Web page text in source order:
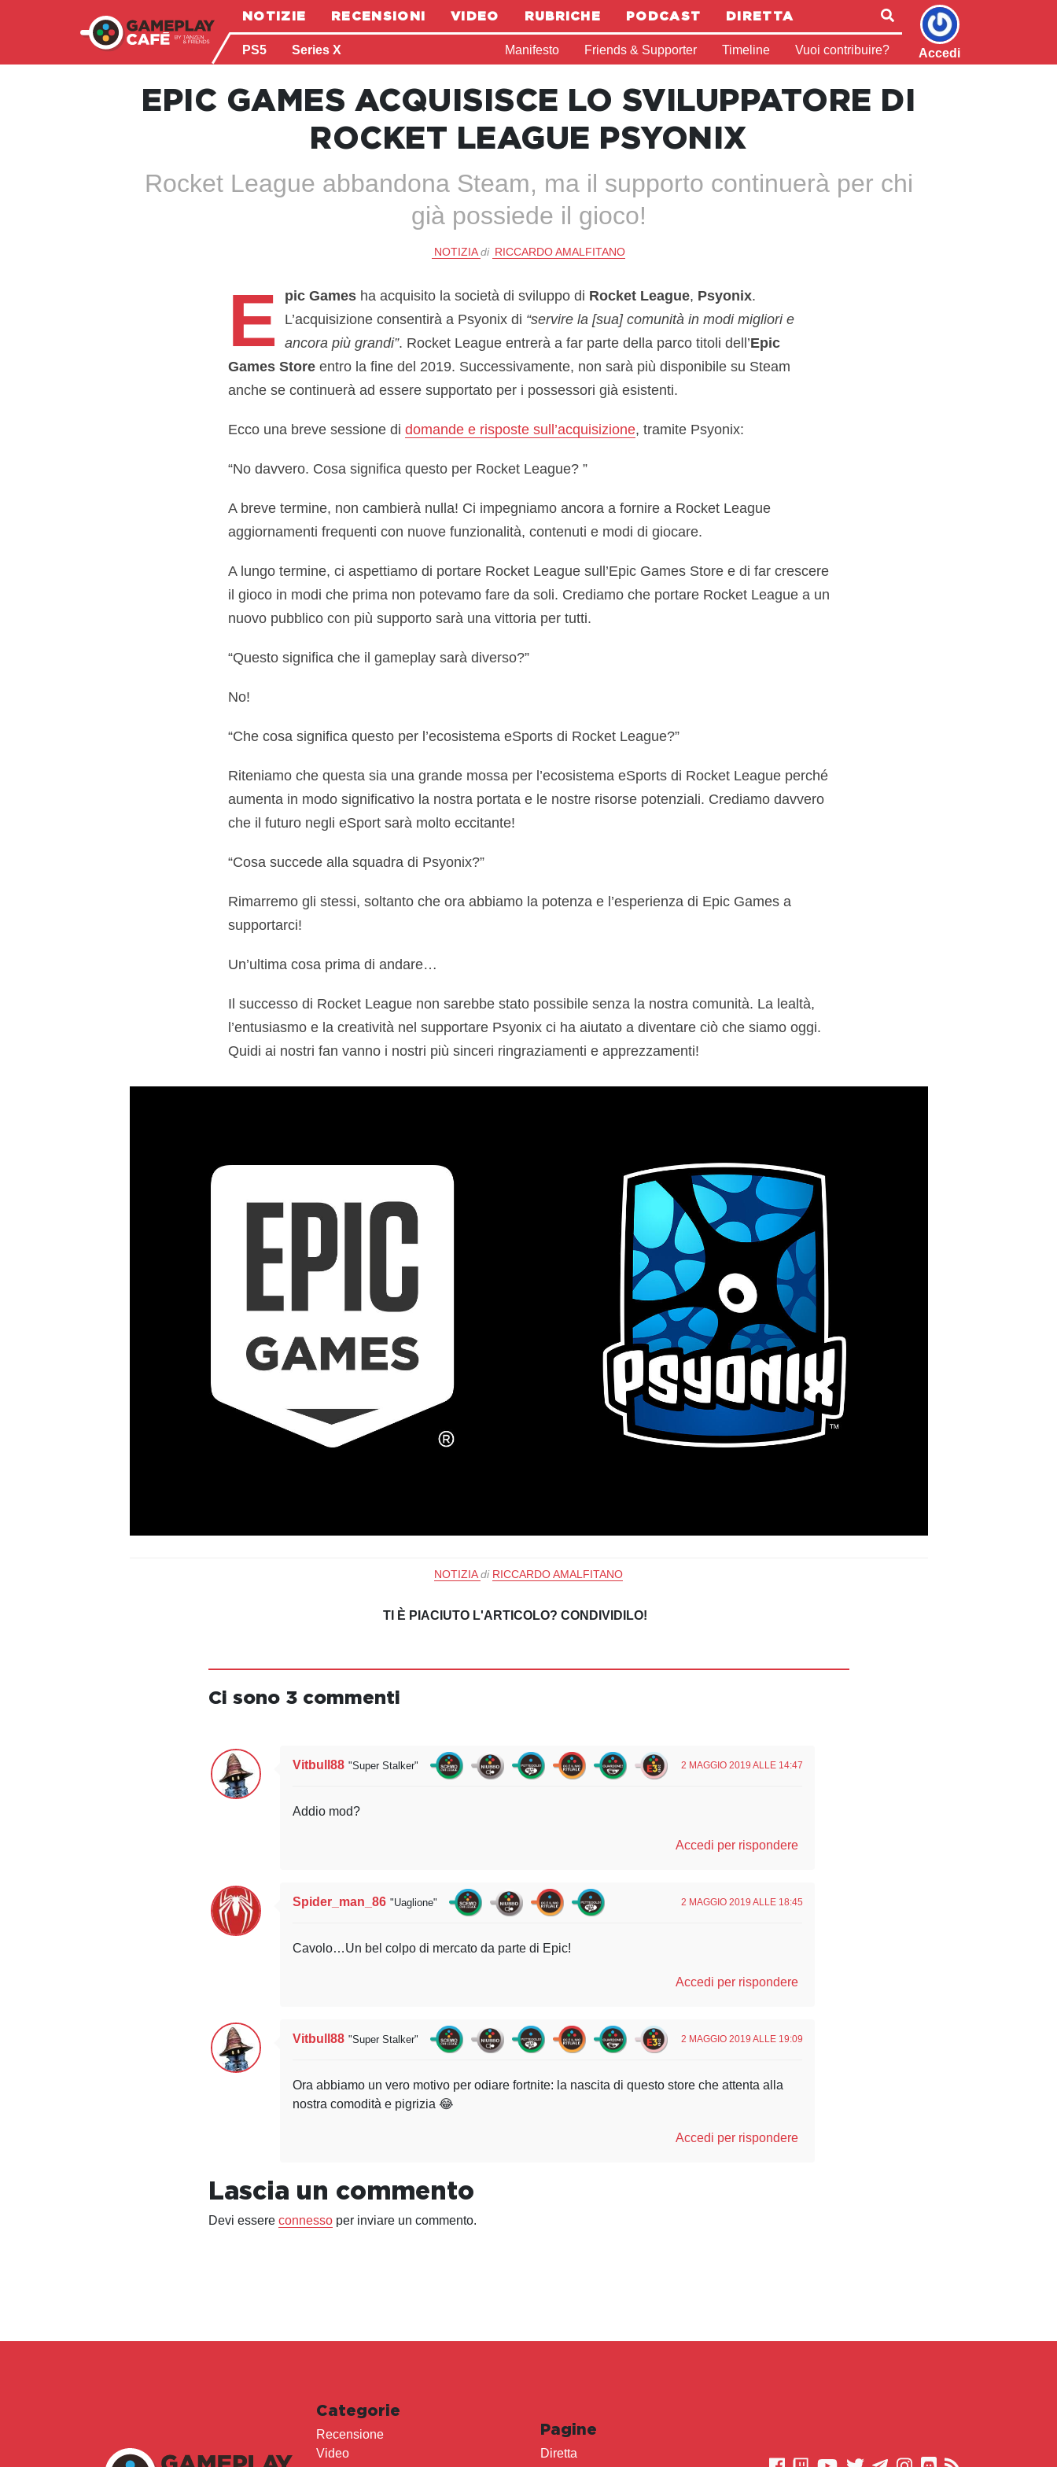
NOTIZIE RECENSIONI VIDEO RUBRICHE PODCAST DIRETTA
PS5 Series X Manifesto Friends & Supporter Timeline Vuoi contribuire? Accedi
EPIC GAMES ACQUISISCE LO SVILUPPATORE DI
ROCKET LEAGUE PSYONIX
Rocket League abbandona Steam, ma il supporto continuerà per chi
già possiede il gioco!
NOTIZIA di RICCARDO AMALFITANO
E pic Gamesha acquisito la società di sviluppo di Rocket League, Psyonix.
L’acquisizione consentirà a Psyonix di “servire la [sua] comunità in modi migliori e
ancora più grandi”. Rocket League entrerà a far parte della parco titoli dell’Epic
Games Storeentro la fine del 2019. Successivamente, non sarà più disponibile su Steam
anche se continuerà ad essere supportato per i possessori già esistenti.
Ecco una breve sessione di domande e risposte sull’acquisizione, tramite Psyonix:
“No davvero. Cosa significa questo per Rocket League? ”
A breve termine, non cambierà nulla! Ci impegniamo ancora a fornire a Rocket League
aggiornamenti frequenti con nuove funzionalità, contenuti e modi di giocare.
A lungo termine, ci aspettiamo di portare Rocket League sull’Epic Games Store e di far crescere
il gioco in modi che prima non potevamo fare da soli. Crediamo che portare Rocket League a un
nuovo pubblico con più supporto sarà una vittoria per tutti.
“Questo significa che il gameplay sarà diverso?”
No!
“Che cosa significa questo per l’ecosistema eSports di Rocket League?”
Riteniamo che questa sia una grande mossa per l’ecosistema eSports di Rocket League perché
aumenta in modo significativo la nostra portata e le nostre risorse potenziali. Crediamo davvero
che il futuro negli eSport sarà molto eccitante!
“Cosa succede alla squadra di Psyonix?”
Rimarremo gli stessi, soltanto che ora abbiamo la potenza e l’esperienza di Epic Games a
supportarci!
Un’ultima cosa prima di andare…
Il successo di Rocket League non sarebbe stato possibile senza la nostra comunità. La lealtà,
l’entusiasmo e la creatività nel supportare Psyonix ci ha aiutato a diventare ciò che siamo oggi.
Quidi ai nostri fan vanno i nostri più sinceri ringraziamenti e apprezzamenti!
NOTIZIA di RICCARDO AMALFITANO
TI È PIACIUTO L'ARTICOLO? CONDIVIDILO!
Ci sono 3 commenti
Vitbull88 "Super Stalker" 2 MAGGIO 2019 ALLE 14:47
Addio mod?
Accedi per rispondere
Spider_man_86 "Uaglione" 2 MAGGIO 2019 ALLE 18:45
Cavolo…Un bel colpo di mercato da parte di Epic!
Accedi per rispondere
Vitbull88 "Super Stalker" 2 MAGGIO 2019 ALLE 19:09
Ora abbiamo un vero motivo per odiare fortnite: la nascita di questo store che attenta alla
nostra comodità e pigrizia 😂
Accedi per rispondere
Lascia un commento
Devi essere connessoper inviare un commento.
Categorie
Recensione
Video
Pagine
Diretta